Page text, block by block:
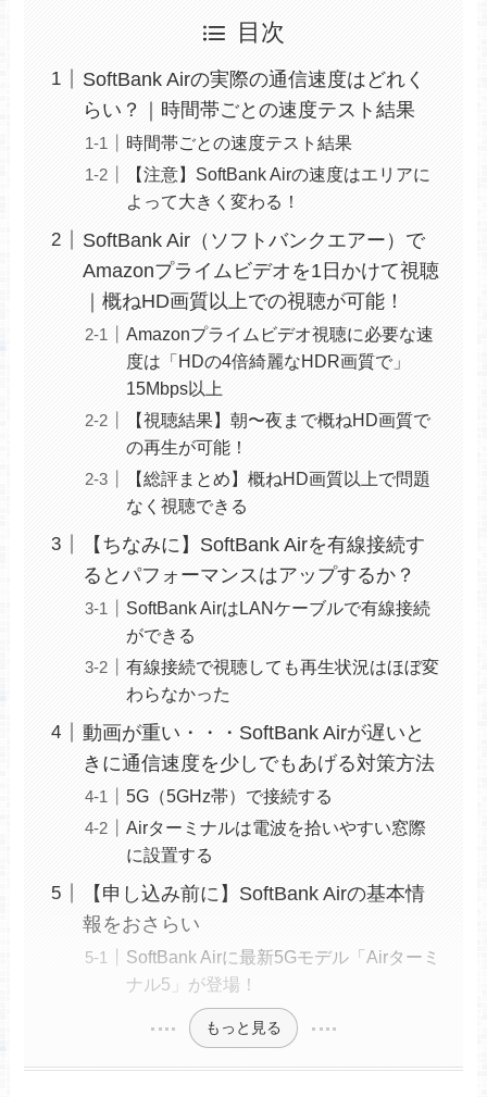
目次
SoftBank Airの実際の通信速度はどれく
らい？｜時間帯ごとの速度テスト結果
時間帯ごとの速度テスト結果
【注意】SoftBank Airの速度はエリアに
よって大きく変わる！
SoftBank Air（ソフトバンクエアー）で
Amazonプライムビデオを1日かけて視聴
｜概ねHD画質以上での視聴が可能！
Amazonプライムビデオ視聴に必要な速
度は「HDの4倍綺麗なHDR画質で」
15Mbps以上
【視聴結果】朝〜夜まで概ねHD画質で
の再生が可能！
【総評まとめ】概ねHD画質以上で問題
なく視聴できる
【ちなみに】SoftBank Airを有線接続す
るとパフォーマンスはアップするか？
SoftBank AirはLANケーブルで有線接続
ができる
有線接続で視聴しても再生状況はほぼ変
わらなかった
動画が重い・・・SoftBank Airが遅いと
きに通信速度を少しでもあげる対策方法
5G（5GHz帯）で接続する
Airターミナルは電波を拾いやすい窓際
に設置する
【申し込み前に】SoftBank Airの基本情
報をおさらい
SoftBank Airに最新5Gモデル「Airターミ
ナル5」が登場！
もっと見る